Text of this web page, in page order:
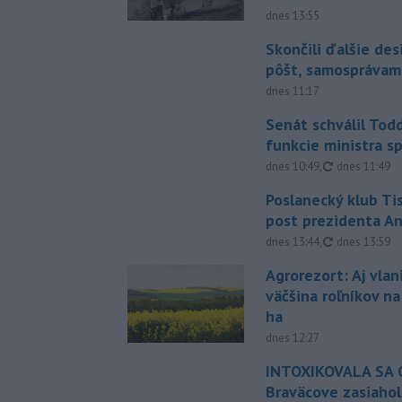
dnes 13:55
Skončili ďalšie
pôšt,
dnes 11:17
Senát schválil
funkcie ministra
dnes 10:49, aktualizované
dnes 11:49
Poslanecký klub
post prezidenta
dnes 13:44, aktualizované
dnes 13:59
Agrorezort: Aj
väčšina roľníkov
ha
dnes 12:27
INTOXIKOVALA SA
Braväcove